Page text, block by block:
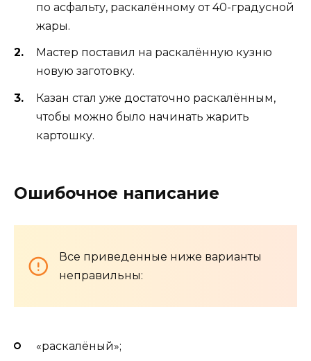
по асфальту, раскалённому от 40-градусной
жары.
Мастер поставил на раскалённую кузню
новую заготовку.
Казан стал уже достаточно раскалённым,
чтобы можно было начинать жарить
картошку.
Ошибочное написание
Все приведенные ниже варианты
неправильны:
«раскалёный»;